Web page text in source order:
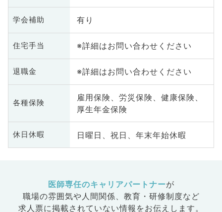
学会補助 有り
住宅手当 ※詳細はお問い合わせください
退職金 ※詳細はお問い合わせください
各種保険
雇用保険、労災保険、健康保険、
厚生年金保険
休日休暇 日曜日、祝日、年末年始休暇
医師専任のキャリアパートナーが
職場の雰囲気や人間関係、 教育・研修制度など
求人票に掲載されていない情報をお伝えします。